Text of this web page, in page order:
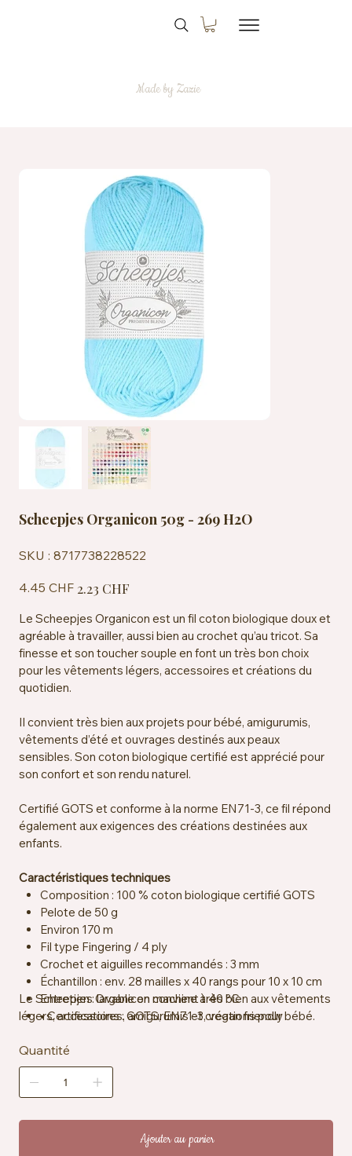
Made by Zazie
Scheepjes Organicon 50g - 269 H2O
SKU : 8717738228522
8717738228522
d’origine
4.45 CHF promotionnel
2.23 CHF
Le Scheepjes Organicon est un fil coton biologique doux et
agréable à travailler, aussi bien au crochet qu’au tricot. Sa
finesse et son toucher souple en font un très bon choix
pour les vêtements légers, accessoires et créations du
quotidien.
Il convient très bien aux projets pour bébé, amigurumis,
vêtements d’été et ouvrages destinés aux peaux
sensibles. Son coton biologique certifié est apprécié pour
son confort et son rendu naturel.
Certifié GOTS et conforme à la norme EN71-3, ce fil répond
également aux exigences des créations destinées aux
enfants.
Caractéristiques techniques
Composition : 100 % coton biologique certifié GOTS
Pelote de 50 g
Environ 170 m
Fil type Fingering / 4 ply
Crochet et aiguilles recommandés : 3 mm
Échantillon : env. 28 mailles x 40 rangs pour 10 x 10 cm
Entretien : lavable en machine à 40 °C
• Certifications : GOTS, EN71-3, vegan friendly
Le Scheepjes Organicon convient très bien aux vêtements
légers, accessoires, amigurumis et créations pour bébé.
Quantité
Ajouter au panier